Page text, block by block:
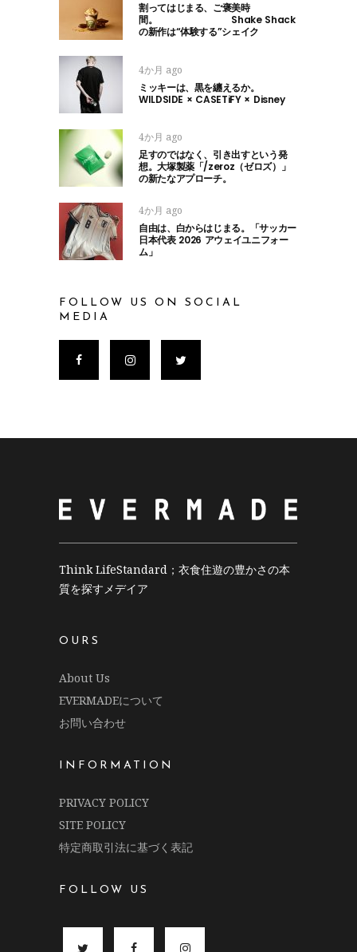
割ってはじまる、ご褒美時
間。 Shake Shack
の新作は“体験する”シェイク
4か月 ago
ミッキーは、黒を纏えるか。
WILDSIDE × CASETiFY × Disney
4か月 ago
足すのではなく、引き出すという発
想。大塚製薬「/zeroz（ゼロズ）」
の新たなアプローチ。
4か月 ago
自由は、白からはじまる。「サッカー
日本代表 2026 アウェイユニフォー
ム」
FOLLOW US ON SOCIAL
MEDIA
Think LifeStandard；衣食住遊の豊かさの本
質を探すメデイア
OURS
About Us
EVERMADEについて
お問い合わせ
INFORMATION
PRIVACY POLICY
SITE POLICY
特定商取引法に基づく表記
FOLLOW US